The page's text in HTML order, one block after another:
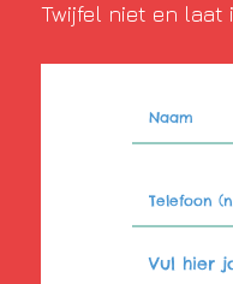
Twijfel niet en